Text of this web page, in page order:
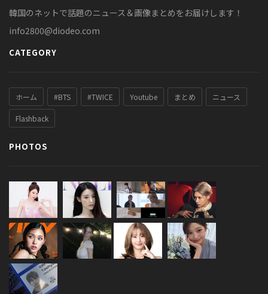
韓国のネットで話題のニュース＆画像まとめをお届けします！
info2800@diodeo.com
CATEGORY
ホーム #BTS #TWICE Youtube まとめ ニュース
Flashback
PHOTOS